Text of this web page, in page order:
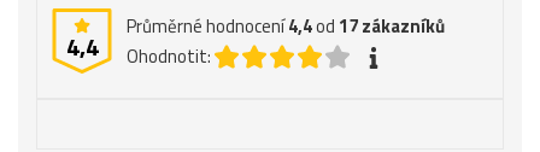
4,4
Průměrné hodnocení4,4od 17zákazníků
Ohodnotit: